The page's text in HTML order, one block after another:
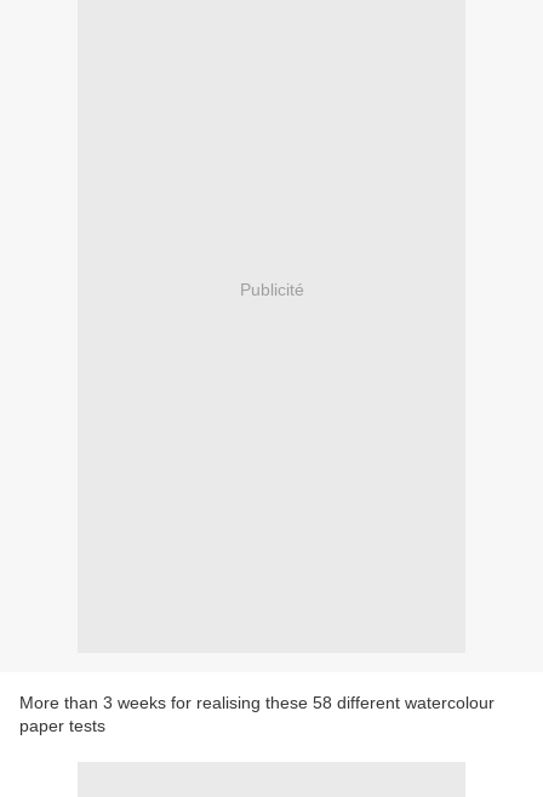
Publicité
More than 3 weeks for realising these 58 different watercolour
paper tests